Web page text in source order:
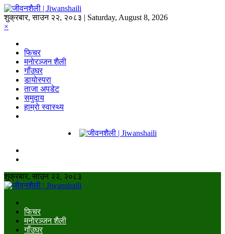
शुक्रबार, साउन २२, २०८३ | Saturday, August 8, 2026
×
फिचर
मनाेरञ्जन शैली
गाँउघर
डायाेस्परा
ताजा अपडेट
समुदाय
हाम्राे स्वास्थ्य
शुक्रबार, साउन २२, २०८३
फिचर
मनाेरञ्जन शैली
गाँउघर